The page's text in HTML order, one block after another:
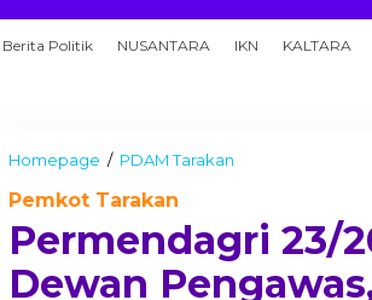
Berita Politik NUSANTARA IKN KALTARA
Homepage / PDAM Tarakan
d
Pemkot Tarakan
Permendagri 23/
Dewan